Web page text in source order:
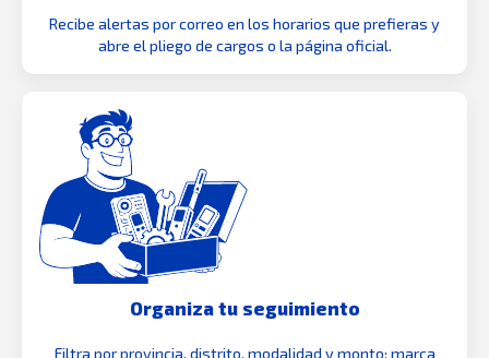
Recibe alertas por correo en los horarios que prefieras y
abre el pliego de cargos o la página oficial.
Organiza tu seguimiento
Filtra por provincia, distrito, modalidad y monto; marca